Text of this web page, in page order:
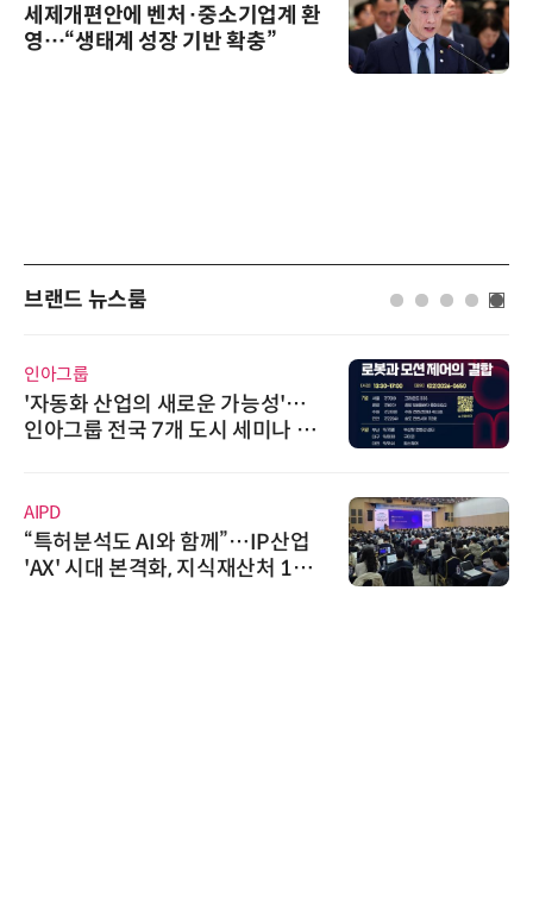
세제개편안에 벤처·중소기업계 환
영…“생태계 성장 기반 확충”
브랜드 뉴스룸
인아그룹
'자동화 산업의 새로운 가능성'…
인아그룹 전국 7개 도시 세미나 페
AIPD
“특허분석도 AI와 함께”…IP산업
'AX' 시대 본격화, 지식재산처 1호